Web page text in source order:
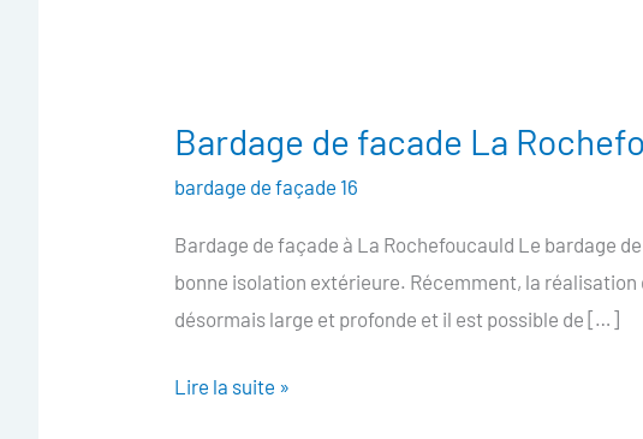
Bardage de facade La
bardage de façade 16
Bardage de façade à La Rochefoucauld Le bardage
bonne isolation extérieure. Récemment, la réalisation
désormais large et profonde et il est possible de […]
Bardage
La
Rochefoucauld
Lire la suite »